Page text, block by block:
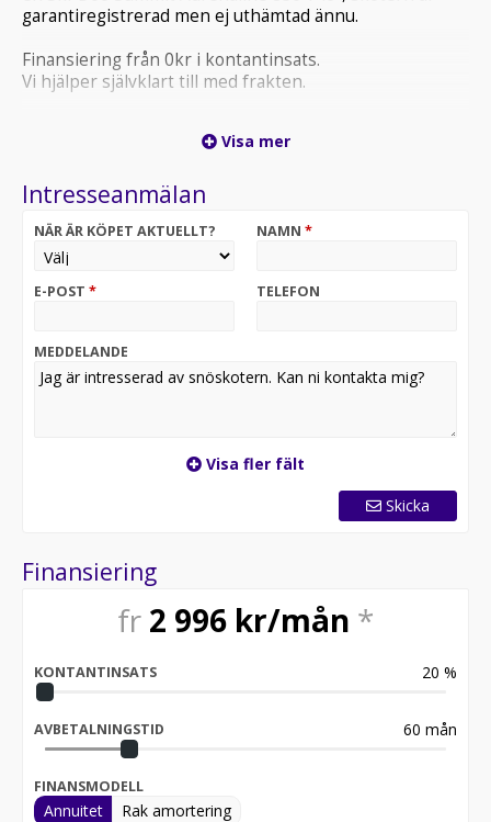
garantiregistrerad men ej uthämtad ännu.
Finansiering från 0kr i kontantinsats.
Vi hjälper självklart till med frakten.
Står hos oss på Ljungbergs Motor i Sveg Härjedalen.
Visa mer
Intresseanmälan
NÄR ÄR KÖPET AKTUELLT? NAMN *
E-POST * TELEFON
MEDDELANDE
Visa fler fält
Skicka
Finansiering
fr 2 996 kr/mån *
KONTANTINSATS 20 %
AVBETALNINGSTID 60 mån
FINANSMODELL
Annuitet Rak amortering